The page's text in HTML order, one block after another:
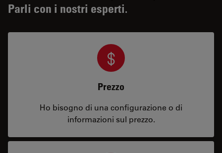
Parli con i nostri esperti.
Prezzo
Ho bisogno di una configurazione o di
informazioni sul prezzo.